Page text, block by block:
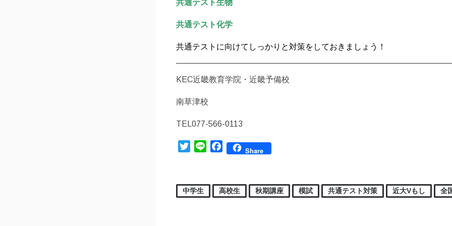
共通テスト生物
共通テスト化学
共通テストに向けてしっかりと対策をしておきましょう！
KEC近畿教育学院・近畿予備校
南草津校
TEL077-566-0113
TwitterLine FacebookShare
中学生 高校生 秋期講座 模試 共通テスト対策 近大Vもし 全